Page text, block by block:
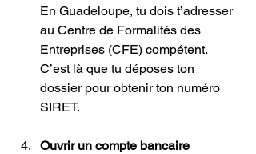
En Guadeloupe, tu dois t’adresser
au Centre de Formalités des
Entreprises (CFE) compétent.
C’est là que tu déposes ton
dossier pour obtenir ton numéro
SIRET.
Ouvrir un compte bancaire